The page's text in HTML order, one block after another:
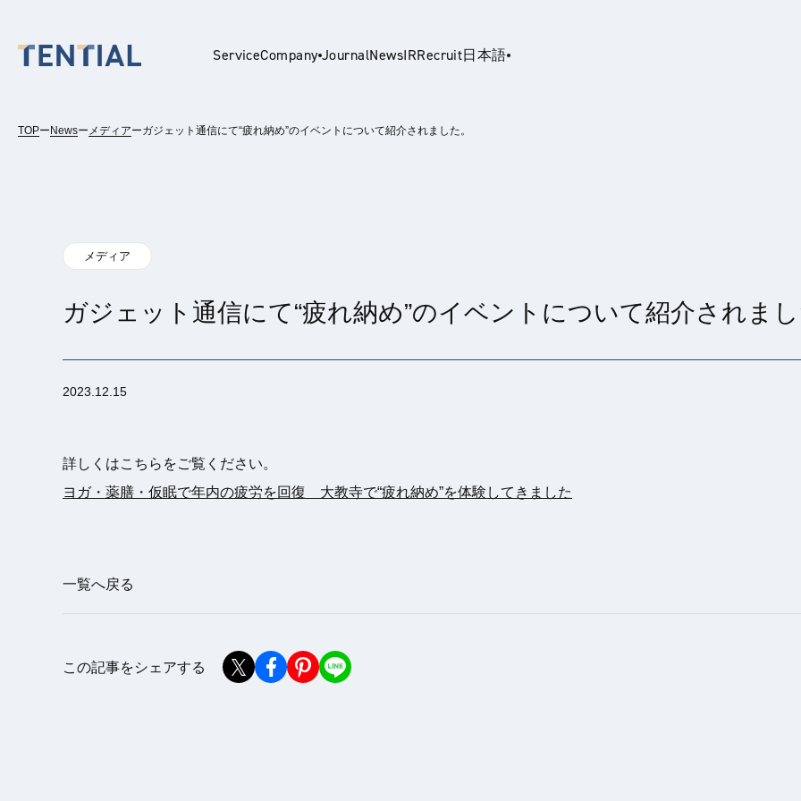
ServiceCompanyJournalNewsIRRecruit日本語
English
TOPー Newsー メディアーガジェット通信にて“疲れ納め”のイベントについて紹介されました。
メディア
ガジェット通信にて“疲れ納め”のイベントについて紹介されまし
2023.12.15
詳しくはこちらをご覧ください。
ヨガ・薬膳・仮眠で年内の疲労を回復 大教寺で“疲れ納め”を体験してきました
一覧へ戻る
この記事をシェアする